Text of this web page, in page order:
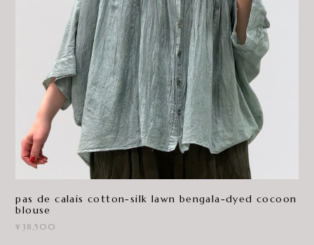
pas de calais cotton-silk lawn bengala-dyed cocoon
blouse
¥38,500